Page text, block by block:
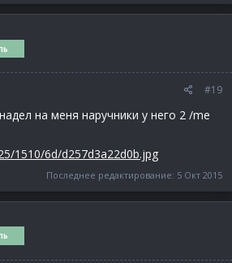
#19
на меня наручники у него 2 /me
1510/6d/d257d3a22d0b.jpg
Последнее редактирование: 5 Окт 2015